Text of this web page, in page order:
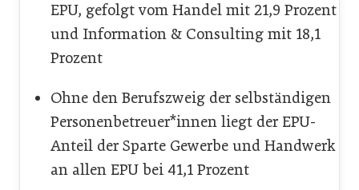
EPU, gefolgt vom Handel mit 21,9 Prozent
und Information & Consulting mit 18,1
Prozent
Ohne den Berufszweig der selbständigen
Personenbetreuer*innen liegt der EPU-
Anteil der Sparte Gewerbe und Handwerk
an allen EPU bei 41,1 Prozent